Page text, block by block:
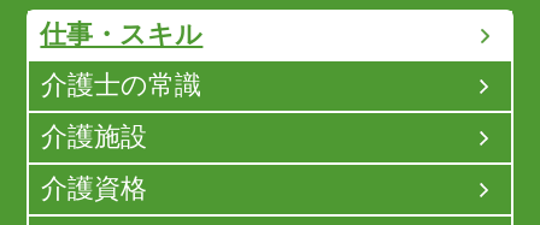
仕事・スキル
介護士の常識
介護施設
介護資格